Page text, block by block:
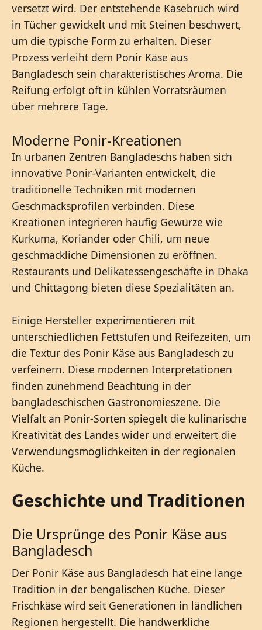
versetzt wird. Der entstehende Käsebruch wird
in Tücher gewickelt und mit Steinen beschwert,
um die typische Form zu erhalten. Dieser
Prozess verleiht dem Ponir Käse aus
Bangladesch sein charakteristisches Aroma. Die
Reifung erfolgt oft in kühlen Vorratsräumen
über mehrere Tage.
Moderne Ponir-Kreationen
In urbanen Zentren Bangladeschs haben sich
innovative Ponir-Varianten entwickelt, die
traditionelle Techniken mit modernen
Geschmacksprofilen verbinden. Diese
Kreationen integrieren häufig Gewürze wie
Kurkuma, Koriander oder Chili, um neue
geschmackliche Dimensionen zu eröffnen.
Restaurants und Delikatessengeschäfte in Dhaka
und Chittagong bieten diese Spezialitäten an.
Einige Hersteller experimentieren mit
unterschiedlichen Fettstufen und Reifezeiten, um
die Textur des Ponir Käse aus Bangladesch zu
verfeinern. Diese modernen Interpretationen
finden zunehmend Beachtung in der
bangladeschischen Gastronomieszene. Die
Vielfalt an Ponir-Sorten spiegelt die kulinarische
Kreativität des Landes wider und erweitert die
Verwendungsmöglichkeiten in der regionalen
Küche.
Geschichte und Traditionen
Die Ursprünge des Ponir Käse aus
Bangladesch
Der Ponir Käse aus Bangladesch hat eine lange
Tradition in der bengalischen Küche. Dieser
Frischkäse wird seit Generationen in ländlichen
Regionen hergestellt. Die handwerkliche